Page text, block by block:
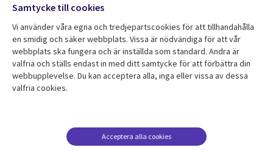
Resurscenter
SWEDEN
dataskydd
Accessibility
Följ oss
Social
Media
SWEDEN
Samtycke till cookies
Vi använder våra egna och tredjepartscookies för att tillhandahålla
en smidig och säker webbplats. Vissa är nödvändiga för att vår
webbplats ska fungera och är inställda som standard. Andra är
valfria och ställs endast in med ditt samtycke för att förbättra din
webbupplevelse. Du kan acceptera alla, inga eller vissa av dessa
valfria cookies.
Acceptera alla cookies